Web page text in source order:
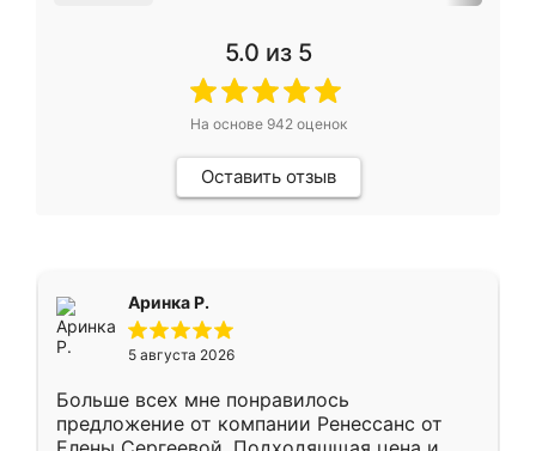
5.0 из 5
На основе 942оценок
Оставить отзыв
Аринка Р.
5 августа 2026
Больше всех мне понравилось
предложение от компании Ренессанс от